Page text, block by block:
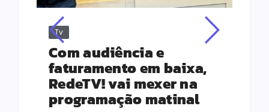
Tv
Com audiência e
faturamento em baixa,
RedeTV! vai mexer na
programação matinal